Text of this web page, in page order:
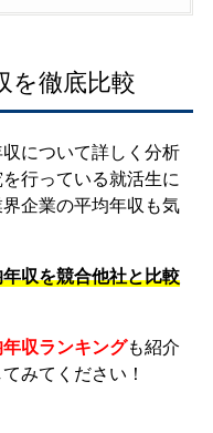
を徹底比較
について詳しく分析
行っている就活生に
企業の平均年収も気
収を競合他社と比較
収ランキングも紹介
みてください！